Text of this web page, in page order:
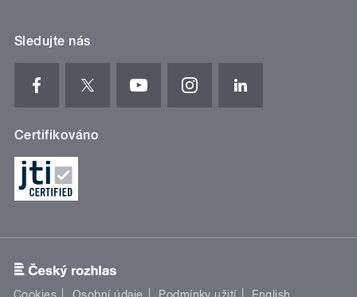
Sledujte nás
Certifikováno